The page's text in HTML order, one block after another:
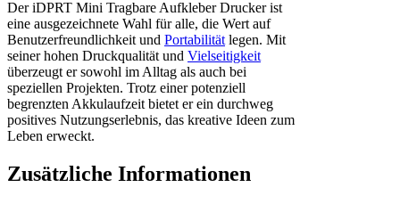
Der iDPRT Mini Tragbare Aufkleber Drucker ist
eine ausgezeichnete Wahl für alle, die Wert auf
Benutzerfreundlichkeit und Portabilität legen. Mit
seiner hohen Druckqualität und Vielseitigkeit
überzeugt er sowohl im Alltag als auch bei
speziellen Projekten. Trotz einer potenziell
begrenzten Akkulaufzeit bietet er ein durchweg
positives Nutzungserlebnis, das kreative Ideen zum
Leben erweckt.
Zusätzliche Informationen